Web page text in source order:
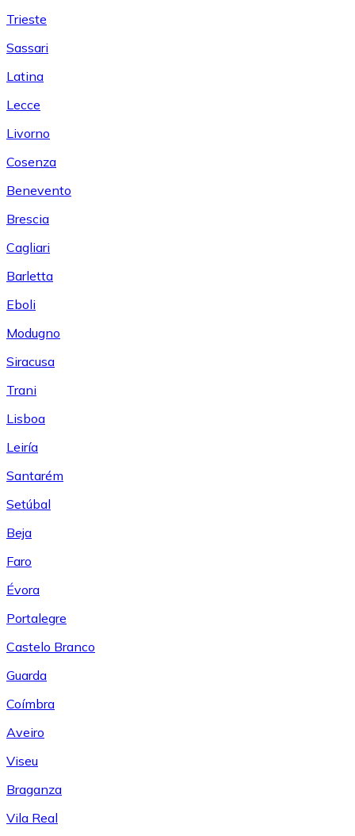
Trieste
Sassari
Latina
Lecce
Livorno
Cosenza
Benevento
Brescia
Cagliari
Barletta
Eboli
Modugno
Siracusa
Trani
Lisboa
Leiría
Santarém
Setúbal
Beja
Faro
Évora
Portalegre
Castelo Branco
Guarda
Coímbra
Aveiro
Viseu
Braganza
Vila Real